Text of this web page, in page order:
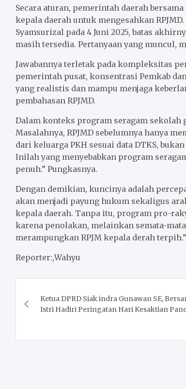
Secara aturan, pemerintah daerah
kepala daerah untuk mengesahkan
Syamsurizal pada 4 Juni 2025, batas
masih tersedia. Pertanyaan yang muncul,
Jawabannya terletak pada kompleksitas
pemerintah pusat, konsentrasi Pemkab
yang realistis dan mampu menjaga
pembahasan RPJMD.
Dalam konteks program seragam sekolah
Masalahnya, RPJMD sebelumnya hanya
dari keluarga PKH sesuai data DTKS,
Inilah yang menyebabkan program
penuh.” Pungkasnya.
Dengan demikian, kuncinya adalah
akan menjadi payung hukum sekaligus
kepala daerah. Tanpa itu, program pro-
karena penolakan, melainkan semata-
merampungkan RPJM kepala derah
Reporter:,Wahyu
navigation
Ketua DPRD Siak indra Gunawan SE,
Istri Hadiri Peringatan Hari Kesaktian